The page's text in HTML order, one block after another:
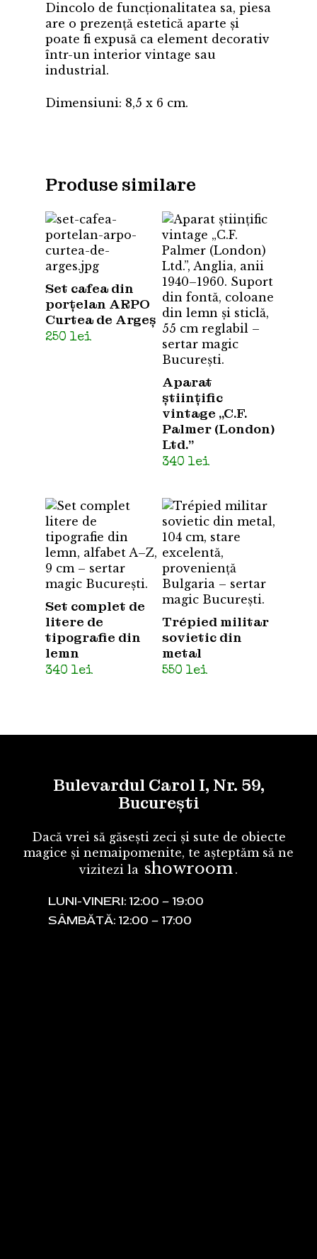
Dincolo de funcționalitatea sa, piesa
are o prezență estetică aparte și
poate fi expusă ca element decorativ
într-un interior vintage sau
industrial.
Dimensiuni: 8,5 x 6 cm.
Produse similare
Set cafea din
porțelan ARPO
Curtea de Argeș
250 lei
Aparat
științific
vintage „C.F.
Palmer (London)
Ltd.”
340lei
Set complet de
litere de
tipografie din
lemn
340 lei
Trépied militar
sovietic din
metal
550lei
Bulevardul Carol I, Nr. 59,
București
Dacă vrei să găsești zeci și sute de obiecte
magice și nemaipomenite, te așteptăm să ne
vizitezi la showroom .
LUNI-VINERI: 12:00 – 19:00
SÂMBĂTĂ: 12:00 – 17:00